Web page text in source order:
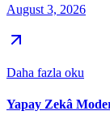
August 3, 2026
Daha fazla oku
Yapay Zekâ